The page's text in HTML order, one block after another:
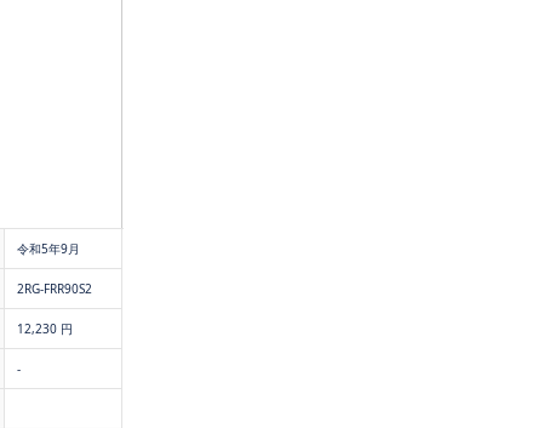
令和5年9月
2RG-FRR90S2
12,230 円
-